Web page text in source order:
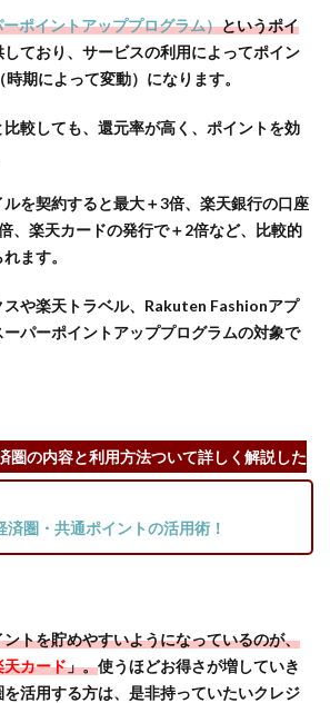
ポイントアッププログラム）というポイ
しており、サービスの利用によってポイン
期によって変動）になります。
較しても、還元率が高く、ポイントを効
を契約すると最大＋3倍、楽天銀行の口座
、楽天カードの発行で＋2倍など、比較的
ます。
や楽天トラベル、Rakuten Fashionアプ
ーパーポイントアッププログラムの対象で
圏の内容と利用方法ついて詳しく解説した
済圏・共通ポイントの活用術！
トを貯めやすいようになっているのが、
天カード」。使うほどお得さが増していき
を活用する方は、是非持っていたいクレジ